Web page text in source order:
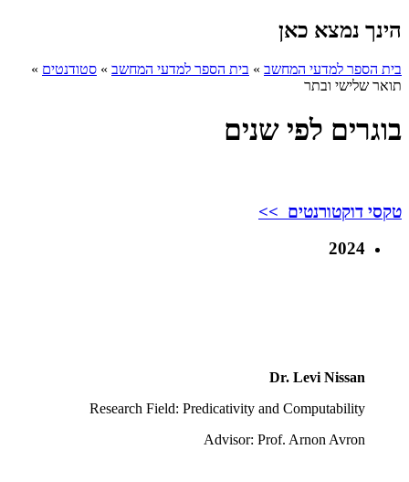
הינך נמצא כאן
בית הספר למדעי המחשב » בית הספר למדעי המחשב » סטודנטים »
תואר שלישי ובתר
בוגרים לפי שנים
טקסי דוקטורנטים >>
2024
Dr. Levi Nissan
Research Field: Predicativity and Computability
Advisor: Prof. Arnon Avron